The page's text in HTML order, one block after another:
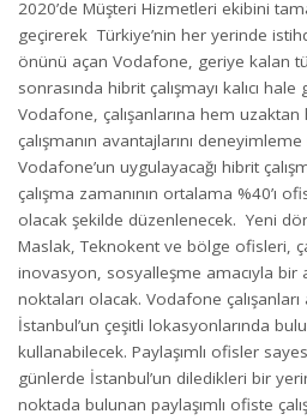
2020’de Müşteri Hizmetleri ekibini
geçirerek Türkiye’nin her yerinde
önünü açan Vodafone, geriye kalan
sonrasında hibrit çalışmayı kalıcı
Vodafone, çalışanlarına hem
çalışmanın avantajlarını
Vodafone’un uygulayacağı hibrit
çalışma zamanının ortalama %40’ı
olacak şekilde düzenlenecek. Yeni
Maslak, Teknokent ve bölge ofisleri,
inovasyon, sosyalleşme amacıyla bir
noktaları olacak. Vodafone
İstanbul’un çeşitli lokasyonlarında
kullanabilecek. Paylaşımlı ofisler
günlerde İstanbul’un diledikleri bir
noktada bulunan paylaşımlı ofiste